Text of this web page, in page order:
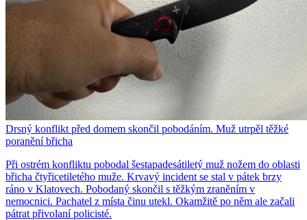
Drsný konflikt před domem skončil pobodáním. Muž utrpěl těžké
poranění břicha
Při ostrém konfliktu pobodal šestapadesátiletý muž nožem do oblasti
břicha čtyřicetiletého muže. Krvavý incident se stal v pátek brzy
ráno v Klatovech. Pobodaný skončil s těžkým zraněním v
nemocnici. Pachatel z místa činu utekl. Okamžitě po něm ale začali
pátrat přivolaní policisté.